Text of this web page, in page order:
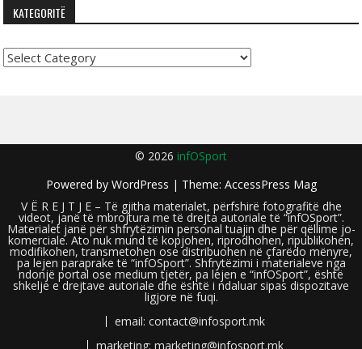
KATEGORITË
Kategoritë
© 2026 infOSport
Powered by WordPress | Theme: AccessPress Mag
V Ë R E J T J E – Të gjitha materialet, përfshirë fotografitë dhe
videot, janë të mbrojtura me të drejta autoriale të “infOSport”.
Materialet janë për shfrytëzimin personal tuajin dhe për qëllime jo-
komerciale. Ato nuk mund të kopjohen, riprodhohen, ripublikohen,
modifikohen, transmetohen ose distribuohen në çfarëdo mënyre,
pa lejen paraprake të “infOSport”. Shfrytëzimi i materialeve nga
ndonjë portal ose medium tjetër, pa lejen e “infOSport”, është
shkelje e drejtave autoriale dhe është i ndaluar sipas dispozitave
ligjore në fuqi.
email: contact@infosport.mk
marketing: marketing@infosport.mk